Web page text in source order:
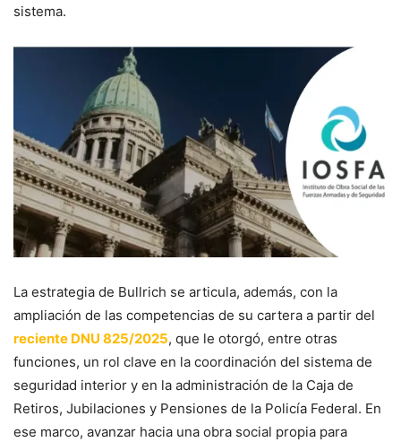
sistema.
La estrategia de Bullrich se articula, además, con la
ampliación de las competencias de su cartera a partir del
reciente DNU 825/2025, que le otorgó, entre otras
funciones, un rol clave en la coordinación del sistema de
seguridad interior y en la administración de la Caja de
Retiros, Jubilaciones y Pensiones de la Policía Federal. En
ese marco, avanzar hacia una obra social propia para